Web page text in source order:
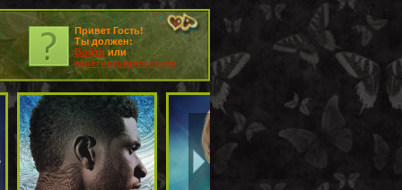
Привет Гость!
Ты должен:
Войти или
зарегистрироваться